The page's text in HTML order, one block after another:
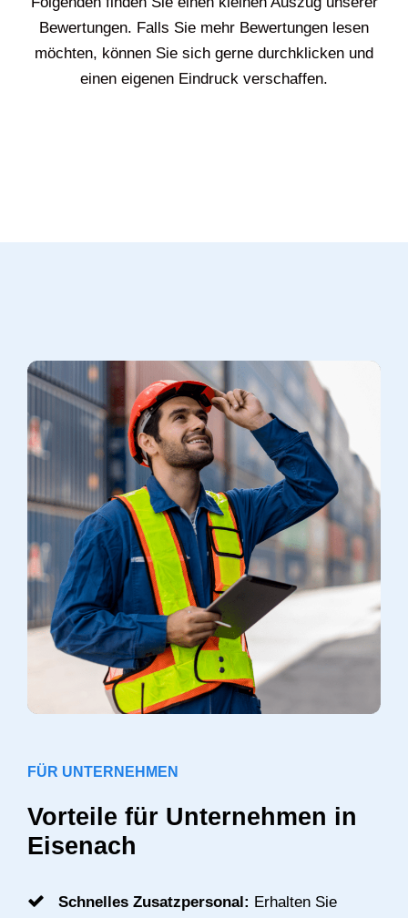
Bewertungen. Falls Sie mehr Bewertungen lesen
möchten, können Sie sich gerne durchklicken und
einen eigenen Eindruck verschaffen.
FÜR UNTERNEHMEN
Vorteile für Unternehmen in
Eisenach
Schnelles Zusatzpersonal: Erhalten Sie